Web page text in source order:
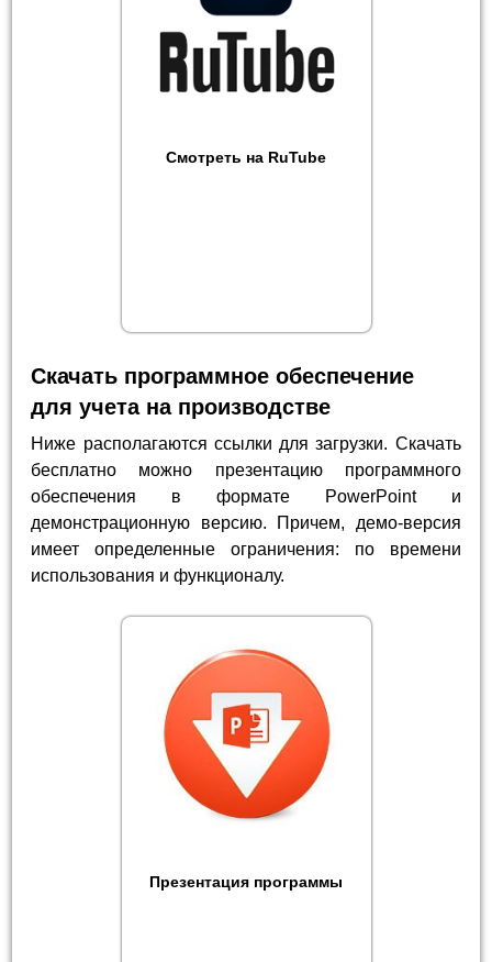
Смотреть на RuTube
Скачать программное обеспечение
для учета на производстве
Ниже располагаются ссылки для загрузки. Скачать
бесплатно можно презентацию программного
обеспечения в формате PowerPoint и
демонстрационную версию. Причем, демо-версия
имеет определенные ограничения: по времени
использования и функционалу.
Презентация программы